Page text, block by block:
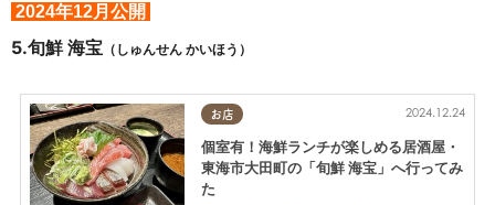
2024年12月公開
5.旬鮮 海宝 （しゅんせん かいほう）
お店 2024.12.24
個室有！海鮮ランチが楽しめる居酒屋・
東海市大田町の「旬鮮 海宝」へ行ってみ
た